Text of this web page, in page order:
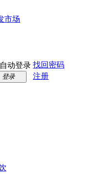
市场
自动登录 找回密码
登录 注册